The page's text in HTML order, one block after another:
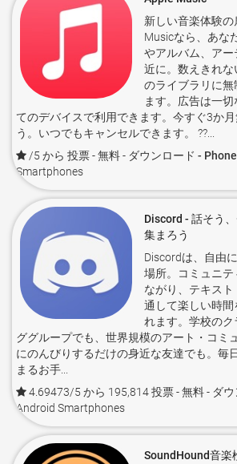
新しい音楽体験
Musicなら、あな
やアルバム、ア
近に。数えきれ
のライブラリに無
ます。広告は一
てのデバイスで利用できます。今すぐ3か
う。いつでもキャンセルできます。 ??...
/5 から 投票- 無料 - ダウンロード -
Smartphones
Discord - 話そう
集まろう
Discordは、自由
場所。コミュニ
ながり、テキス
通して楽しい時
れます。学校の
ググループでも、世界規模のアート・コミ
にのんびりするだけの身近な友達でも。毎
まるお手...
4.69473/5 から 195,814 投票- 無料 - ダ
Android Smartphones
SoundHound音楽